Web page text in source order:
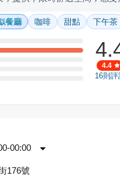
餐廳 咖啡 甜點 下午茶
4.4
16則評
00:00
176號